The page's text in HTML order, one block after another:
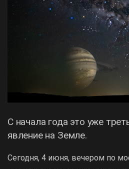
С начала года это уже
явление на Земле.
Сегодня, 4 июня, вечером по